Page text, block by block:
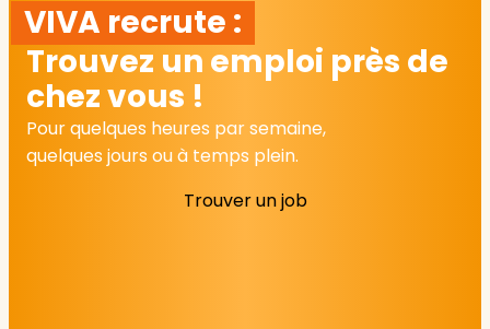
VIVA recrute :
Trouvez un emploi près de
chez vous !
Pour quelques heures par semaine,
quelques jours ou à temps plein.
Trouver un job